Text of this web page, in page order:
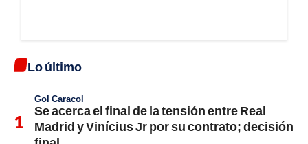
Lo último
Gol Caracol
Se acerca el final de la tensión entre Real
Madrid y Vinícius Jr por su contrato; decisión